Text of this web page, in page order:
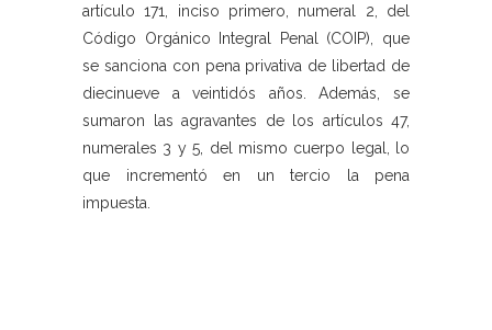
artículo 171, inciso primero, numeral 2, del
Código Orgánico Integral Penal (COIP), que
se sanciona con pena privativa de libertad de
diecinueve a veintidós años. Además, se
sumaron las agravantes de los artículos 47,
numerales 3 y 5, del mismo cuerpo legal, lo
que incrementó en un tercio la pena
impuesta.